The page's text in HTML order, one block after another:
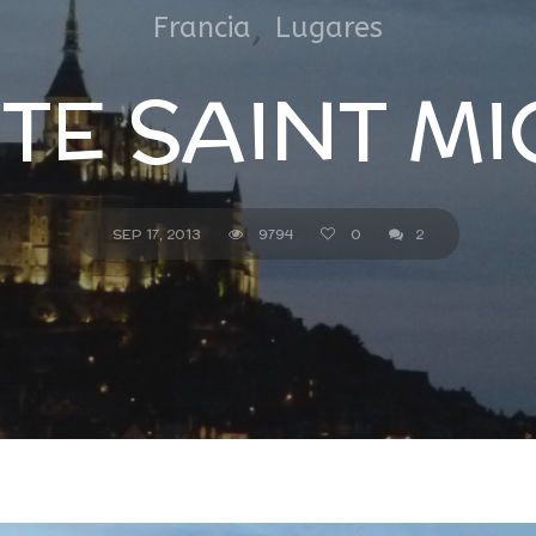
Francia, Lugares
SAINT
SEP 17, 2013 9794 0 2